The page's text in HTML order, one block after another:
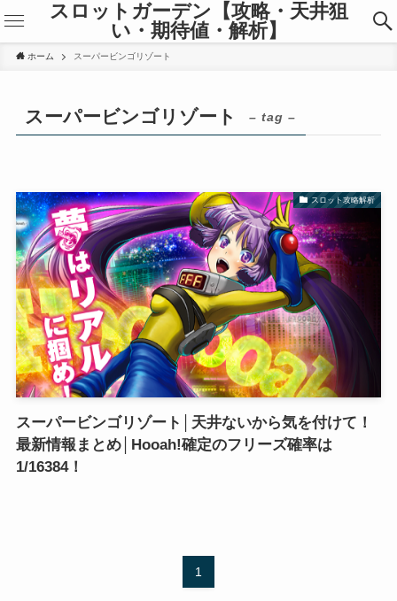
スロットガーデン【攻略・天井狙
い・期待値・解析】
ホーム スーパービンゴリゾート
スーパービンゴリゾート – tag –
スロット攻略解析
スーパービンゴリゾート│天井ないから気を付けて！
最新情報まとめ│Hooah!確定のフリーズ確率は
1/16384！
1